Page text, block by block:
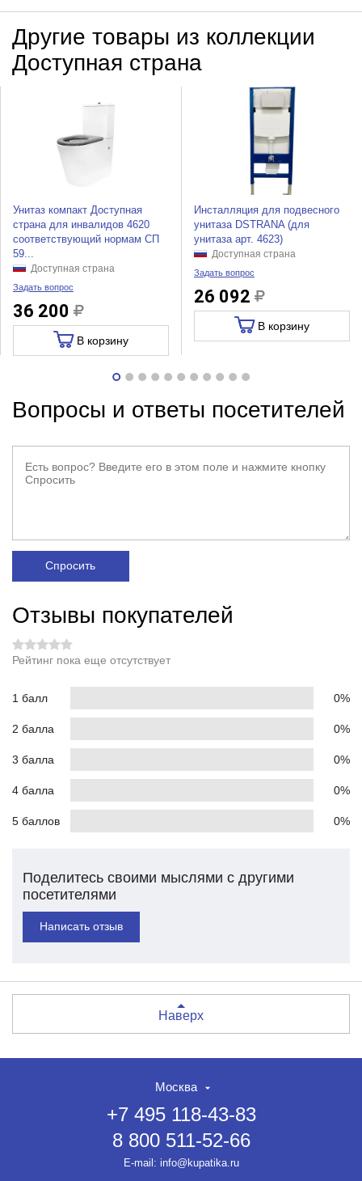
Другие товары из коллекции
Доступная страна
Унитаз компакт Доступная
страна для инвалидов 4620
соответствующий нормам СП
59...
Доступная страна
Задать вопрос
36 200
В корзину
Инсталляция для подвесного
унитаза DSTRANA (для
унитаза арт. 4623)
Доступная страна
Задать вопрос
26 092
В корзину
Вопросы и ответы посетителей
Спросить
Отзывы покупателей
Рейтинг пока еще отсутствует
1 балл 0%
2 балла 0%
3 балла 0%
4 балла 0%
5 баллов 0%
Поделитесь своими мыслями с другими
посетителями
Написать отзыв
Наверх
Москва
+7 495 118-43-83
8 800 511-52-66
E-mail: info@kupatika.ru